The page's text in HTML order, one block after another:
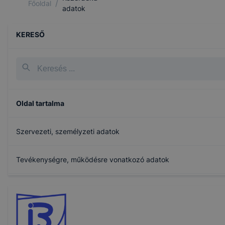
Főoldal /
adatok
KERESŐ
Oldal tartalma
Szervezeti, személyzeti adatok
Tevékenységre, működésre vonatkozó adatok
Beiratkozás